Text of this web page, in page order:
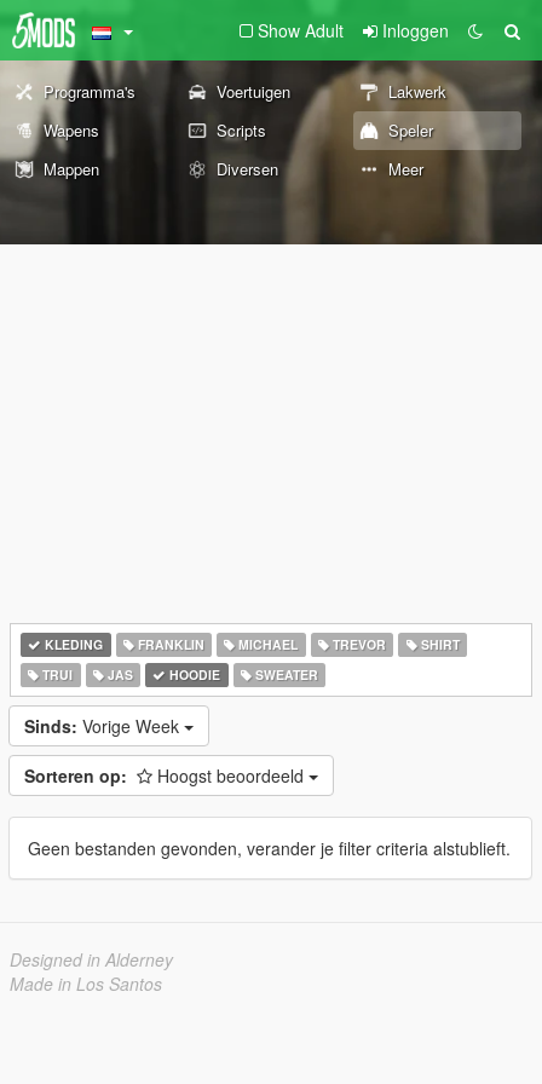
Show Adult Inloggen
Programma's Voertuigen
Lakwerk
Wapens
Scripts
Speler
Mappen
Diversen Meer
KLEDING FRANKLIN MICHAEL TREVOR
SHIRT
TRUI
JAS HOODIE SWEATER
Sinds: Vorige Week
Sorteren op: Hoogst beoordeeld
Geen bestanden gevonden, verander je filter criteria alstublieft.
Designed in Alderney
Made in Los Santos